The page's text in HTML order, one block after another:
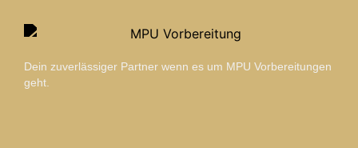
Dein zuverlässiger Partner wenn es um MPU Vorbereitungen
geht.